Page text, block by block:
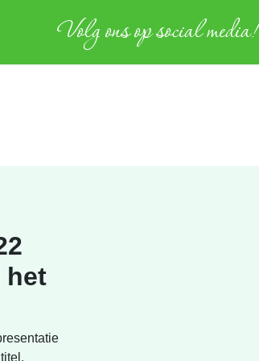
Volg ons op social media!
het